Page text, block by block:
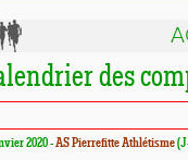
des
2020 -AS Pierrefitte Athlétisme